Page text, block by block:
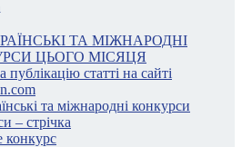
ТА МІЖНАРОДНІ
ЦЬОГО МІСЯЦЯ
публікацію статті на сайті
та міжнародні конкурси
– стрічка
конкурс